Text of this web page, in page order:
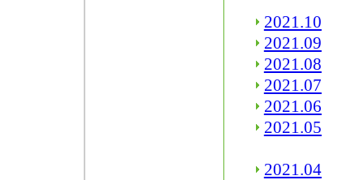
2021.10
2021.09
2021.08
2021.07
2021.06
2021.05
2021.04